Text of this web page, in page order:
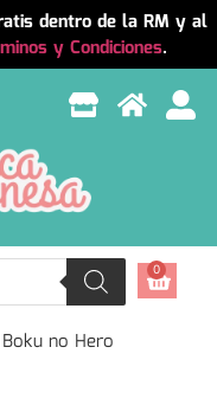
dentro de la RM y al
y Condiciones.
0
no Hero